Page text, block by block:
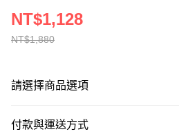
NT$1,880
NT$1,128
請選擇商品選項
付款與運送方式